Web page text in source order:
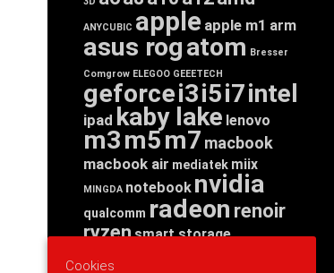
ANYCUBIC apple apple m1 arm
asus rogatom Bresser
Comgrow ELEGOO GEEETECH
geforcei3i5i7intel
ipad kaby lake lenovo
m3m5m7 macbook
macbook air mediatek miix
MINGDA notebook nvidia
qualcomm radeon renoir
ryzensmart storage
Cookies